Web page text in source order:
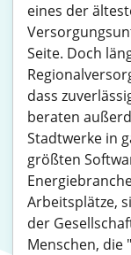
eines der
Seite. Doch
dass
beraten
Stadtwerke in
größten
Arbeitsplätze,
der
Menschen, die